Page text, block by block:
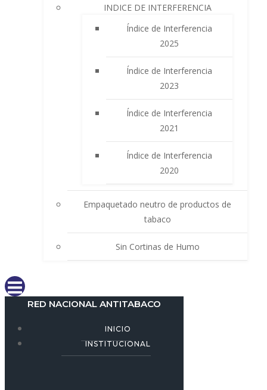
INDICE DE INTERFERENCIA
Índice de Interferencia
2025
Índice de Interferencia
2023
Índice de Interferencia
2021
Índice de Interferencia
2020
Empaquetado neutro de productos de
tabaco
Sin Cortinas de Humo
RED NACIONAL ANTITABACO
INICIO
INSTITUCIONAL